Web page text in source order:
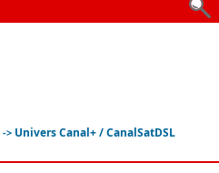
-> Univers Canal+ / CanalSatDSL